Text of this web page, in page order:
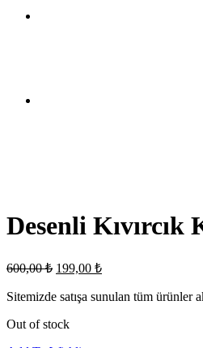
Desenli Kıvırcık
600,00₺ Original
was:
199,00 ₺Current
is:
Sitemizde satışa sunulan tüm ürünler
Out of stock